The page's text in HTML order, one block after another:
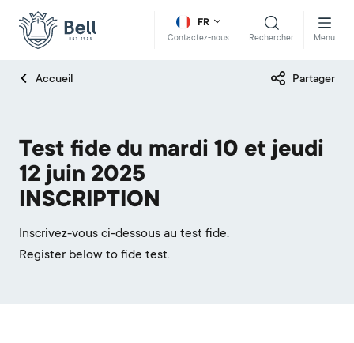
FR
Contactez-nous Rechercher Menu
Accueil Partager
Test fide du mardi 10 et jeudi
12 juin 2025
INSCRIPTION
Inscrivez-vous ci-dessous au test fide.
Register below to fide test.